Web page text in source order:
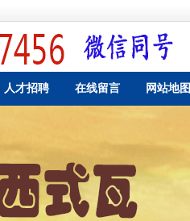
人才招聘 在线留言 网站地图